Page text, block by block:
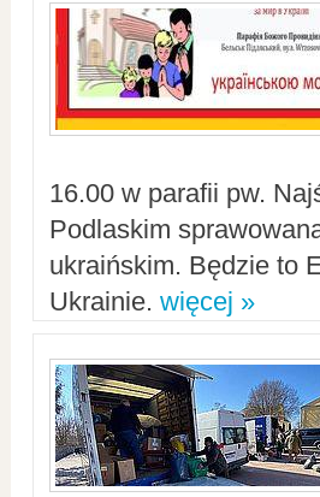
16.00 w parafii pw.
Podlaskim
ukraińskim. Będzie to
Ukrainie. więcej »